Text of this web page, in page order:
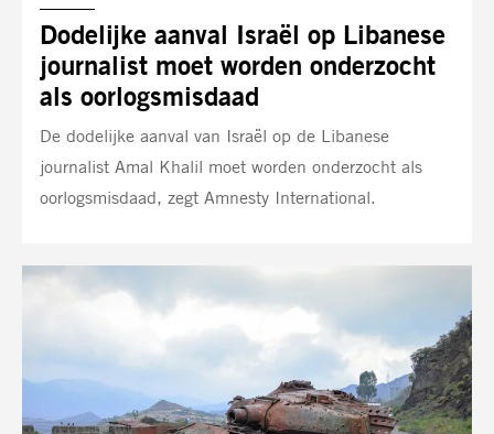
Dodelijke aanval Israël op Libanese
journalist moet worden onderzocht
als oorlogsmisdaad
De dodelijke aanval van Israël op de Libanese
journalist Amal Khalil moet worden onderzocht als
oorlogsmisdaad, zegt Amnesty International.